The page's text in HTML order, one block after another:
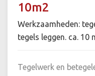
10m2
Werkzaamheden:
tegels leggen. ca. 10
Tegelwerk en